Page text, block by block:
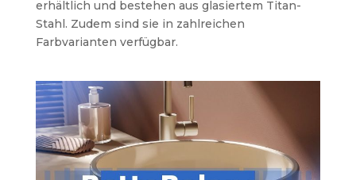
erhältlich und bestehen aus glasiertem Titan-
Stahl. Zudem sind sie in zahlreichen
Farbvarianten verfügbar.